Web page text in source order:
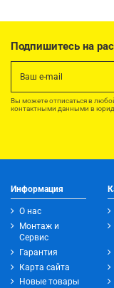
Подпишитесь на
Вы можете отписаться в
контактными данными в
Информация
О нас
Монтаж и
Сервис
Гарантия
Карта сайта
Новые товары